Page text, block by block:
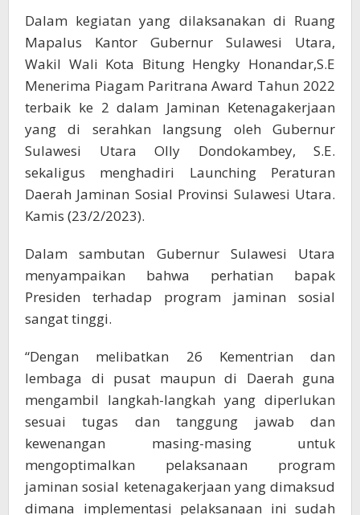
Dalam kegiatan yang dilaksanakan di Ruang
Mapalus Kantor Gubernur Sulawesi Utara,
Wakil Wali Kota Bitung Hengky Honandar,S.E
Menerima Piagam Paritrana Award Tahun 2022
terbaik ke 2 dalam Jaminan Ketenagakerjaan
yang di serahkan langsung oleh Gubernur
Sulawesi Utara Olly Dondokambey, S.E.
sekaligus menghadiri Launching Peraturan
Daerah Jaminan Sosial Provinsi Sulawesi Utara.
Kamis (23/2/2023).
Dalam sambutan Gubernur Sulawesi Utara
menyampaikan bahwa perhatian bapak
Presiden terhadap program jaminan sosial
sangat tinggi.
“Dengan melibatkan 26 Kementrian dan
lembaga di pusat maupun di Daerah guna
mengambil langkah-langkah yang diperlukan
sesuai tugas dan tanggung jawab dan
kewenangan masing-masing untuk
mengoptimalkan pelaksanaan program
jaminan sosial ketenagakerjaan yang dimaksud
dimana implementasi pelaksanaan ini sudah